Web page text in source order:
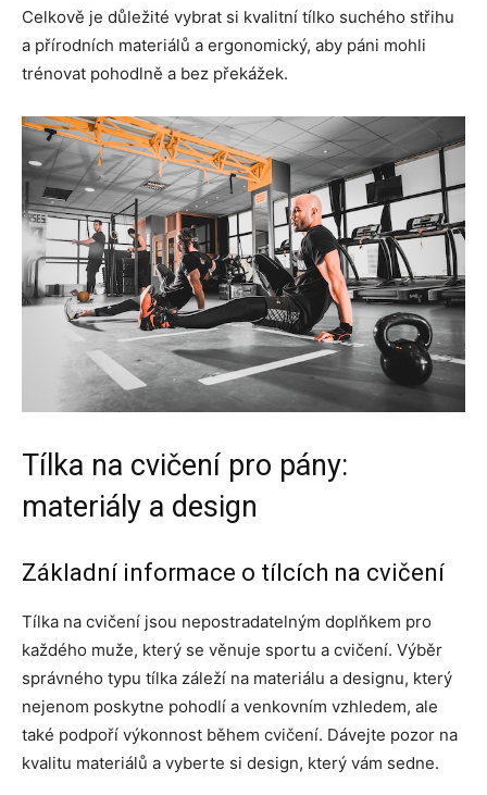
Celkově je důležité vybrat si kvalitní tílko suchého střihu
a přírodních materiálů a ergonomický, aby páni mohli
trénovat pohodlně a bez překážek.
Tílka na cvičení pro pány:
materiály a design
Základní informace o tílcích na cvičení
Tílka na cvičení jsou nepostradatelným doplňkem pro
každého muže, který se věnuje sportu a cvičení. Výběr
správného typu tílka záleží na materiálu a designu, který
nejenom poskytne pohodlí a venkovním vzhledem, ale
také podpoří výkonnost během cvičení. Dávejte pozor na
kvalitu materiálů a vyberte si design, který vám sedne.